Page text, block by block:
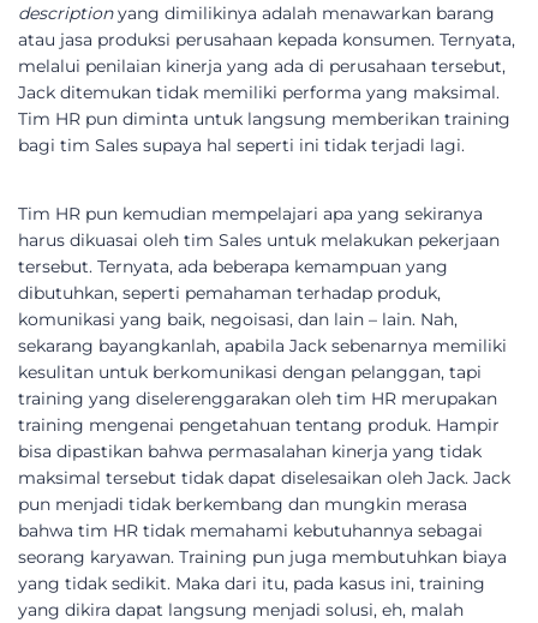
descriptionyang dimilikinya adalah menawarkan barang
atau jasa produksi perusahaan kepada konsumen. Ternyata,
melalui penilaian kinerja yang ada di perusahaan tersebut,
Jack ditemukan tidak memiliki performa yang maksimal.
Tim HR pun diminta untuk langsung memberikan training
bagi tim Sales supaya hal seperti ini tidak terjadi lagi.
Tim HR pun kemudian mempelajari apa yang sekiranya
harus dikuasai oleh tim Sales untuk melakukan pekerjaan
tersebut. Ternyata, ada beberapa kemampuan yang
dibutuhkan, seperti pemahaman terhadap produk,
komunikasi yang baik, negoisasi, dan lain – lain. Nah,
sekarang bayangkanlah, apabila Jack sebenarnya memiliki
kesulitan untuk berkomunikasi dengan pelanggan, tapi
training yang diselerenggarakan oleh tim HR merupakan
training mengenai pengetahuan tentang produk. Hampir
bisa dipastikan bahwa permasalahan kinerja yang tidak
maksimal tersebut tidak dapat diselesaikan oleh Jack. Jack
pun menjadi tidak berkembang dan mungkin merasa
bahwa tim HR tidak memahami kebutuhannya sebagai
seorang karyawan. Training pun juga membutuhkan biaya
yang tidak sedikit. Maka dari itu, pada kasus ini, training
yang dikira dapat langsung menjadi solusi, eh, malah